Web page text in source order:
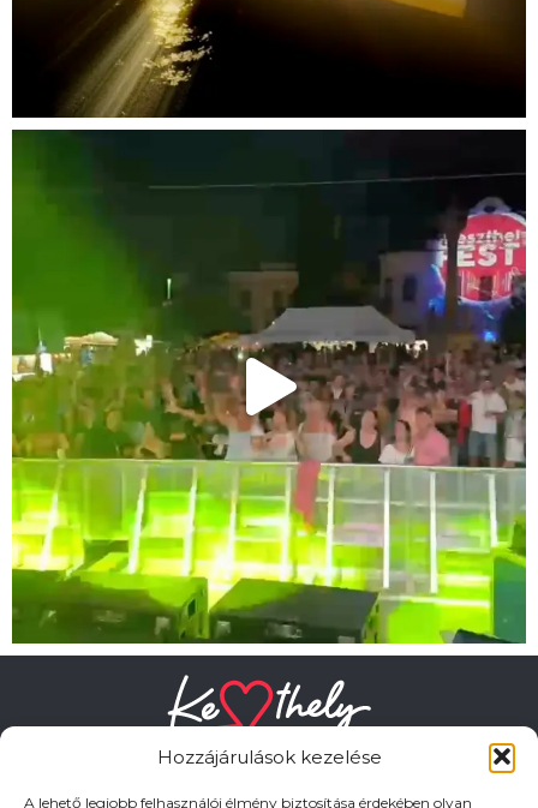
Hozzájárulások kezelése
A lehető legjobb felhasználói élmény biztosítása érdekében olyan